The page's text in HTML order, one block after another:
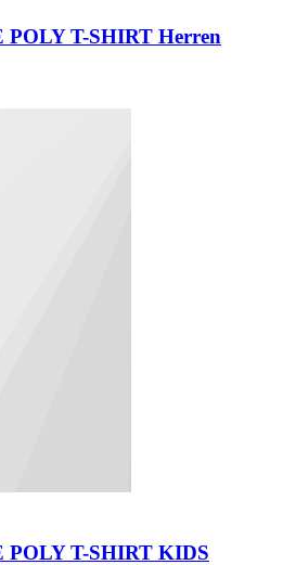
T-SHIRT Herren
T-SHIRT KIDS